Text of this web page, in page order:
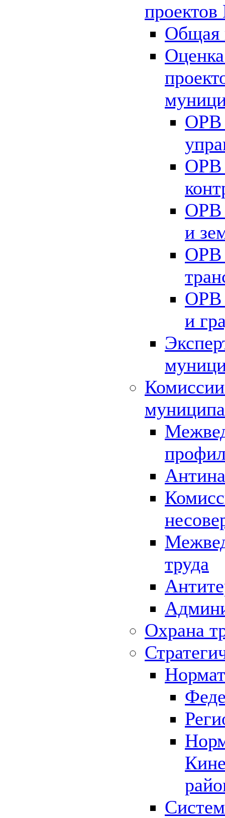
Общая
ОРВ
ОРВ
ОРВ
и
ОРВ
ОРВ
и
труда
Охрана